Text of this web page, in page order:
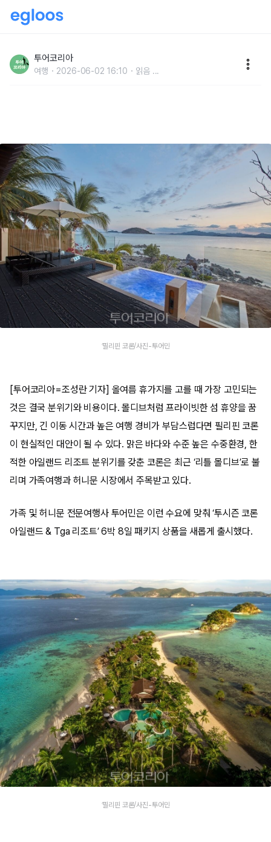
핀 코론’ 어때?
투어코리아
여행 2026-06-02 16:10 읽음 ...
‘필리핀 코론/사진-투어민
[투어코리아=조성란 기자] 올여름 휴가지를 고를 때 가장 고민되는
것은 결국 분위기와 비용이다. 몰디브처럼 프라이빗한 섬 휴양을 꿈
꾸지만, 긴 이동 시간과 높은 여행 경비가 부담스럽다면 필리핀 코론
이 현실적인 대안이 될 수 있다. 맑은 바다와 수준 높은 수중환경, 한
적한 아일랜드 리조트 분위기를 갖춘 코론은 최근 ‘리틀 몰디브’로 불
리며 가족여행과 허니문 시장에서 주목받고 있다.
가족 및 허니문 전문여행사 투어민은 이런 수요에 맞춰 ‘투시즌 코론
아일랜드 & Tga 리조트’ 6박 8일 패키지 상품을 새롭게 출시했다.
‘필리핀 코론/사진-투어민